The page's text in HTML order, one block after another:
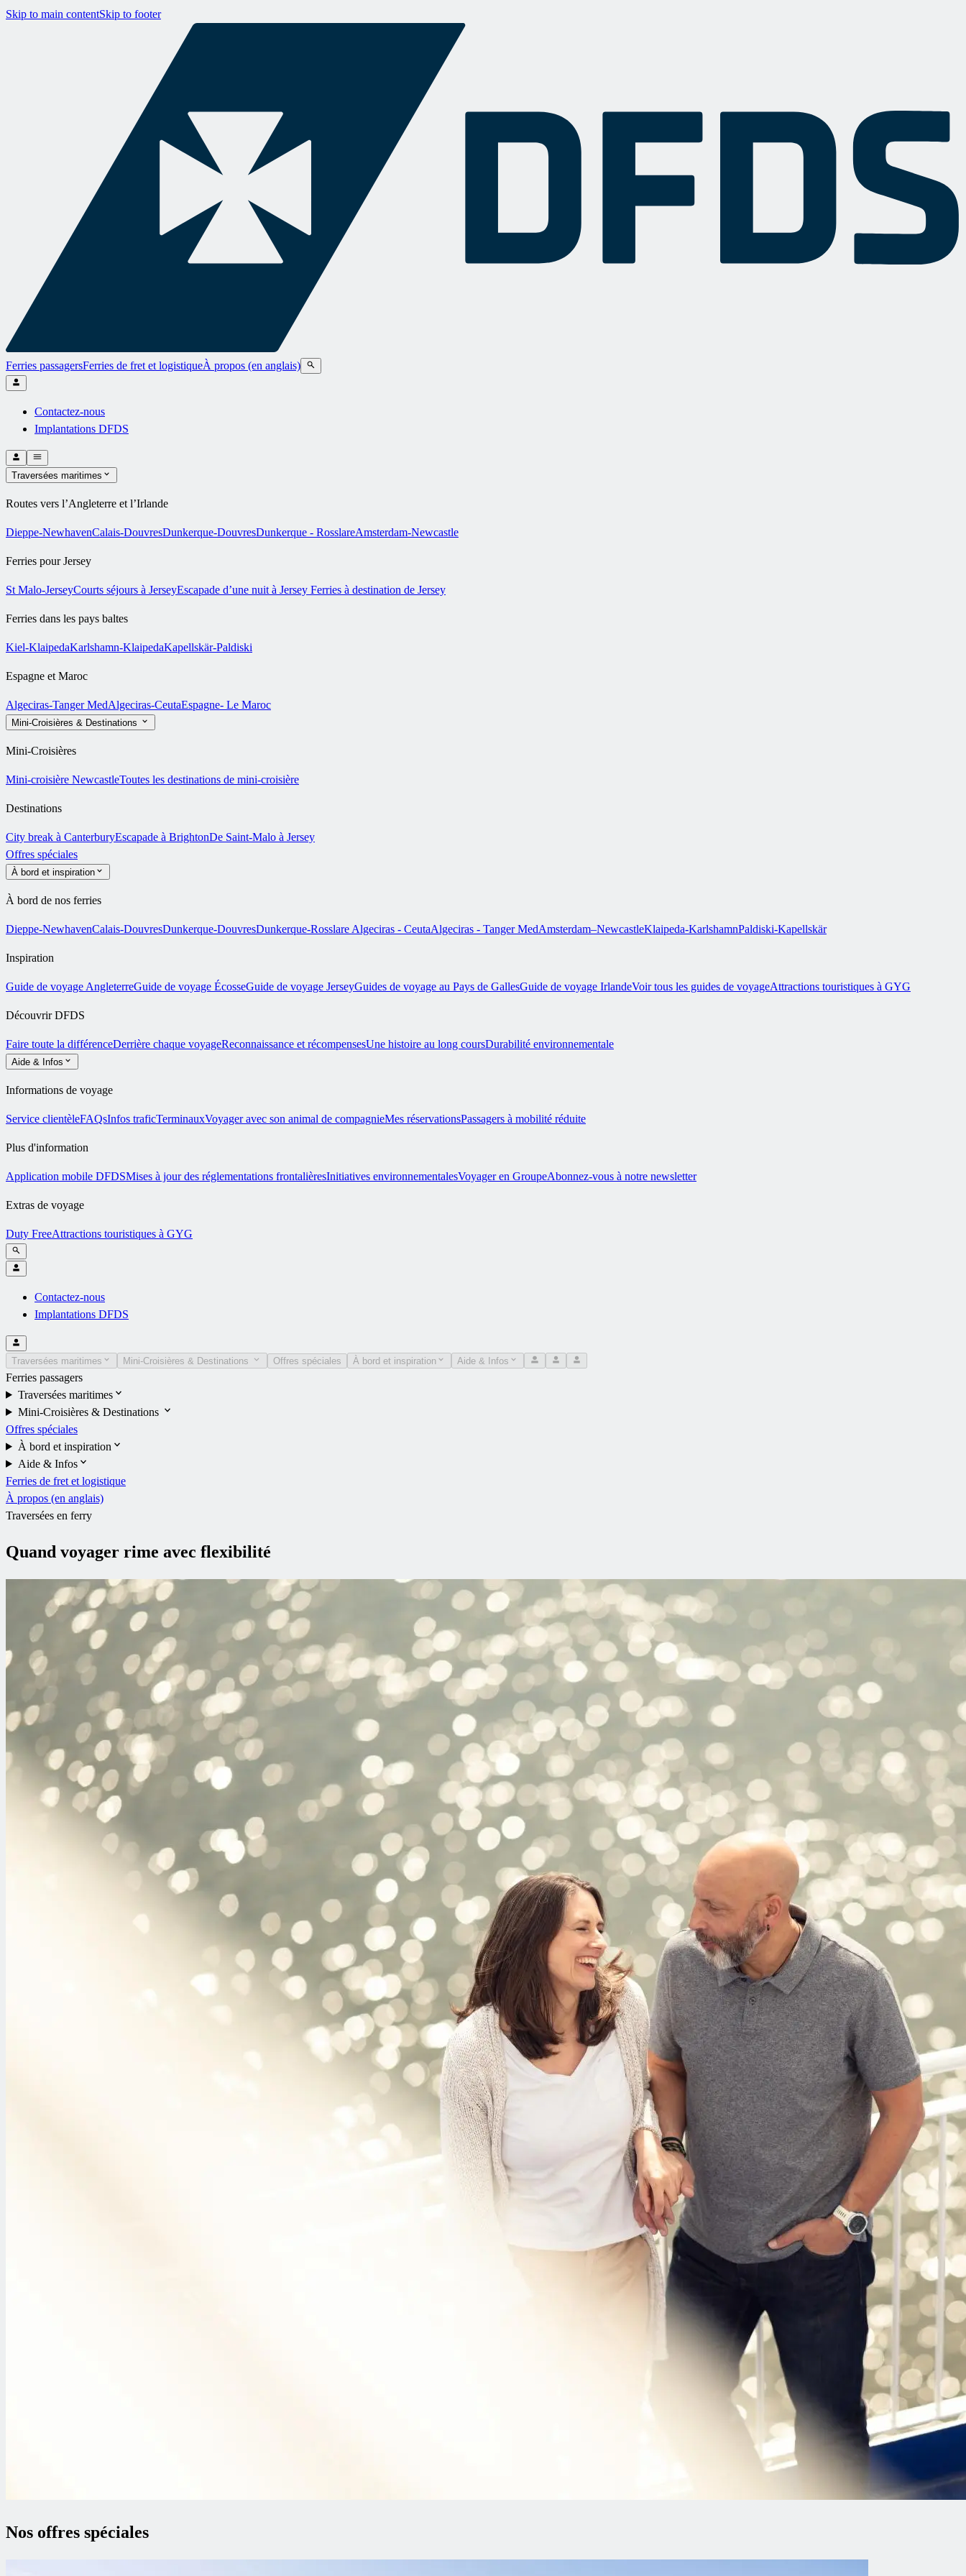
Skip to main contentSkip to footer
Ferries passagersFerries de fret et logistiqueÀ propos (en anglais)
Contactez-nous
Implantations DFDS
Traversées maritimes
Routes vers l’Angleterre et l’Irlande
Dieppe-NewhavenCalais-DouvresDunkerque-DouvresDunkerque - RosslareAmsterdam-Newcastle
Ferries pour Jersey
St Malo-JerseyCourts séjours à JerseyEscapade d’une nuit à Jersey Ferries à destination de Jersey
Ferries dans les pays baltes
Kiel-KlaipedaKarlshamn-KlaipedaKapellskär-Paldiski
Espagne et Maroc
Algeciras-Tanger MedAlgeciras-CeutaEspagne- Le Maroc
Mini-Croisières & Destinations
Mini-Croisières
Mini-croisière NewcastleToutes les destinations de mini-croisière
Destinations
City break à CanterburyEscapade à BrightonDe Saint-Malo à Jersey
Offres spéciales
À bord et inspiration
À bord de nos ferries
Dieppe-NewhavenCalais-DouvresDunkerque-DouvresDunkerque-Rosslare Algeciras - CeutaAlgeciras - Tanger MedAmsterdam–NewcastleKlaipeda-KarlshamnPaldiski-Kapellskär
Inspiration
Guide de voyage AngleterreGuide de voyage ÉcosseGuide de voyage JerseyGuides de voyage au Pays de GallesGuide de voyage IrlandeVoir tous les guides de voyageAttractions touristiques à GYG
Découvrir DFDS
Faire toute la différenceDerrière chaque voyageReconnaissance et récompensesUne histoire au long coursDurabilité environnementale
Aide & Infos
Informations de voyage
Service clientèleFAQsInfos traficTerminauxVoyager avec son animal de compagnieMes réservationsPassagers à mobilité réduite
Plus d'information
Application mobile DFDSMises à jour des réglementations frontalièresInitiatives environnementalesVoyager en GroupeAbonnez-vous à notre newsletter
Extras de voyage
Duty FreeAttractions touristiques à GYG
Contactez-nous
Implantations DFDS
Traversées maritimes Mini-Croisières & Destinations Offres spéciales À bord et inspiration Aide & Infos
Ferries passagers
Traversées maritimes
Mini-Croisières & Destinations
Offres spéciales
À bord et inspiration
Aide & Infos
Ferries de fret et logistique
À propos (en anglais)
Traversées en ferry
Quand voyager rime avec flexibilité
Nos offres spéciales